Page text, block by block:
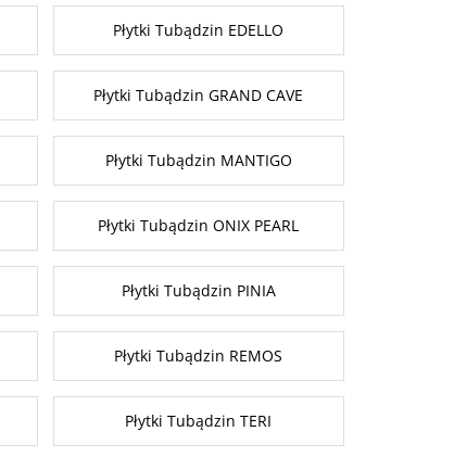
Płytki Tubądzin EDELLO
Płytki Tubądzin GRAND CAVE
Płytki Tubądzin MANTIGO
Płytki Tubądzin ONIX PEARL
Płytki Tubądzin PINIA
Płytki Tubądzin REMOS
Płytki Tubądzin TERI